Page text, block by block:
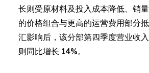
长则受原材料及投入成本降低、销
的价格组合与更高的运营费用部分
汇影响后，该分部第四季度营业收
则同比增长 14%。